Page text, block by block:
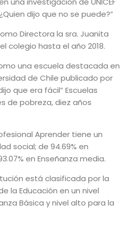
dijo que no se puede?”
Directora la sra. Juanita
colegio hasta el año 2018.
una escuela destacada en
de Chile publicado por
que era fácil” Escuelas
de pobreza, diez años
Aprender tiene un
social; de 94.69% en
en Enseñanza media.
está clasificada por la
la Educación en un nivel
Básica y nivel alto para la